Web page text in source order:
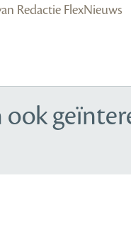
Redactie FlexNieuws